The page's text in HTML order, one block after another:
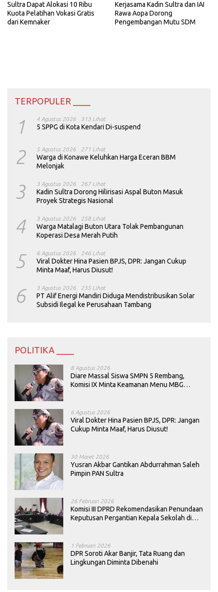
Sultra Dapat Alokasi 10 Ribu
Kuota Pelatihan Vokasi Gratis
dari Kemnaker
Kerjasama Kadin Sultra dan IAI
Rawa Aopa Dorong
Pengembangan Mutu SDM
TERPOPULER ____
1 4 Agustus 2026 313 Lihat
5 SPPG di Kota Kendari Di-suspend
2 5 Agustus 2026 271 Lihat
Warga di Konawe Keluhkan Harga Eceran BBM
Melonjak
3 3 Agustus 2026 267 Lihat
Kadin Sultra Dorong Hilirisasi Aspal Buton Masuk
Proyek Strategis Nasional
4 3 Agustus 2026 258 Lihat
Warga Matalagi Buton Utara Tolak Pembangunan
Koperasi Desa Merah Putih
5 6 Agustus 2026 246 Lihat
Viral Dokter Hina Pasien BPJS, DPR: Jangan Cukup
Minta Maaf, Harus Diusut!
6 3 Agustus 2026 235 Lihat
PT Alif Energi Mandiri Diduga Mendistribusikan Solar
Subsidi Ilegal ke Perusahaan Tambang
POLITIKA ____
8 Agustus 2026
Diare Massal Siswa SMPN 5 Rembang,
Komisi IX Minta Keamanan Menu MBG
6 Agustus 2026
Viral Dokter Hina Pasien BPJS, DPR: Jangan
Cukup Minta Maaf, Harus Diusut!
30 Maret 2026
Yusran Akbar Gantikan Abdurrahman Saleh
Pimpin PAN Sultra
26 Februari 2026
Komisi III DPRD Rekomendasikan Penundaan
Keputusan Pergantian Kepala Sekolah di
1 Februari 2026
DPR Soroti Akar Banjir, Tata Ruang dan
Lingkungan Diminta Dibenahi